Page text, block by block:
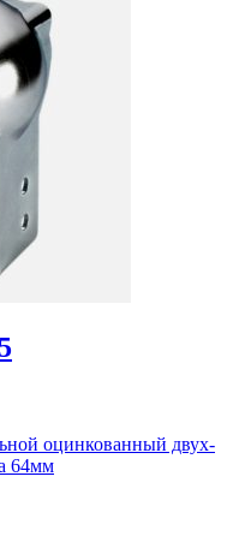
оцинкованный двух-
64мм